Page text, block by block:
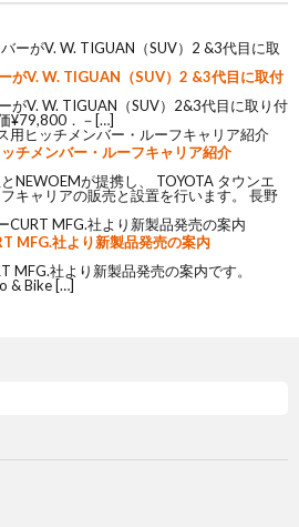
がV. W. TIGUAN（SUV）2 &3代目に取付
がV. W. TIGUAN（SUV）2&3代目に取り付
¥79,800．－[…]
チメンバー・ルーフキャリア紹介
NEWOEMが提携し、 TOYOTA タウンエ
キャリアの販売と設置を行います。 長野
MFG.社より新製品発売の案内
MFG.社より新製品発売の案内です。
& Bike […]